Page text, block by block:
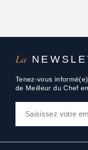
La
Tenez-vous
de Meilleur du Chef